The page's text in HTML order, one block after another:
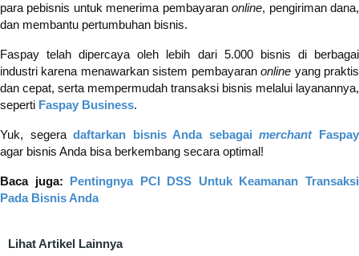
para pebisnis untuk menerima pembayaranonline, pengiriman dana,
dan membantu pertumbuhan bisnis.
Faspay telah dipercaya oleh lebih dari 5.000 bisnis di berbagai
industri karena menawarkan sistem pembayaranonline yang praktis
dan cepat, serta mempermudah transaksi bisnis melalui layanannya,
seperti Faspay Business.
Yuk, segeradaftarkan bisnis Anda sebagaimerchantFaspay
agar bisnis Anda bisa berkembang secara optimal!
Baca juga: Pentingnya PCI DSS Untuk Keamanan Transaksi
Pada Bisnis Anda
Lihat Artikel Lainnya